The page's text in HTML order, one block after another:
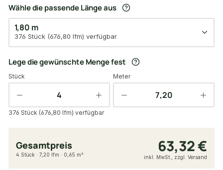
Wähle die passende Länge aus
1,80 m
376 Stück (676,80 lfm) verfügbar
Lege die gewünschte Menge fest
Stück Meter
376 Stück (676,80 lfm) verfügbar
Gesamtpreis 63,32 €
4 Stück · 7,20 lfm · 0,65 m² inkl. MwSt., zzgl. Versand